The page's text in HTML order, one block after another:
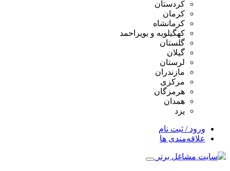
کردستان
کرمان
کرمانشاه
کهگیلویه و بویراحمد
گلستان
گیلان
لرستان
مازندران
مرکزی
هرمزگان
همدان
یزد
ورود / ثبت نام
علاقه‌مندی ها